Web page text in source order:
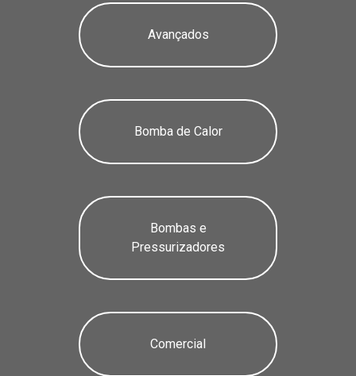
Avançados
Bomba de Calor
Bombas e
Pressurizadores
Comercial